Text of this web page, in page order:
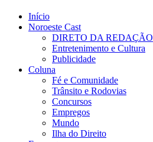
Início
Noroeste Cast
DIRETO DA REDAÇÃO
Entretenimento e Cultura
Publicidade
Coluna
Fé e Comunidade
Trânsito e Rodovias
Concursos
Empregos
Mundo
Ilha do Direito